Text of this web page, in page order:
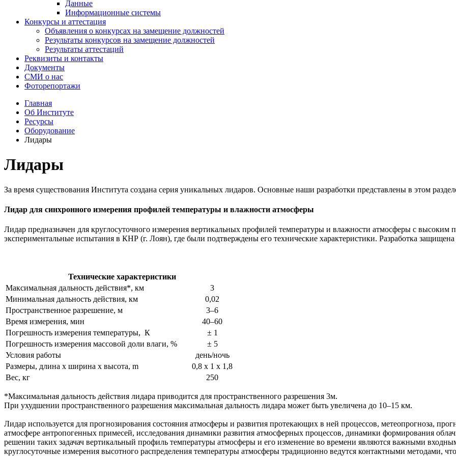
Данные
Информационные системы
Конкурсы и аттестация
Объявления о конкурсах на замещение должностей
Результаты конкурсов на замещение должностей
Результаты аттестаций
Реквизиты и контакты
Документы
СМИ о нас
Фоторепортажи
Главная
Об Институте
Ресурсы
Оборудование
Лидары
Лидары
За время существования Института создана серия уникальных лидаров. Основные наши разработки представлены в этом
Лидар для синхронного измерения профилей температуры и влажности атмосферы
Лидар предназначен для круглосуточного измерения вертикальных профилей температуры и влажности атмосферы с
экспериментальные испытания в КНР (г. Лоян), где были подтверждены его технические характеристики. Разработка
Технические характеристики
Максимальная дальность действия*, км
3
Минимальная дальность действия, км
0,02
Пространственное разрешение, м
3–6
Время измерения, мин
40–60
Погрешность измерения температуры, К
± 1
Погрешность измерения массовой доли влаги, %
± 5
Условия работы
день/ночь
Размеры, длина х ширина х высота, m
0,8 х 1 х 1,8
Вес, кг
250
*Максимальная дальность действия лидара приводится для пространственного разрешения 3м.
При ухудшении пространственного разрешения максимальная дальность лидара может быть увеличена до 10–15 км.
Лидар используется для прогнозирования состояния атмосферы и развития протекающих в ней процессов, метеопрогноза,
атмосфере антропогенных примесей, исследования динамики развития атмосферных процессов, динамики формирования
решении таких задачач вертикальный профиль температуры атмосферы и его изменение во времени являются важными
круглосуточные измерения высотного распределения температуры атмосферы традиционно ведутся контактными методами,